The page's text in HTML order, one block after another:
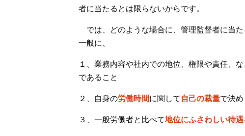
者に当たるとは限らないからです。
では、どのような場合に、管理監督者に当
一般に、
１、業務内容や社内での地位、権限や責任、
であること
２、自身の労働時間に関して 自己の裁量で決
３、一般労働者と比べて地位にふさわしい待遇